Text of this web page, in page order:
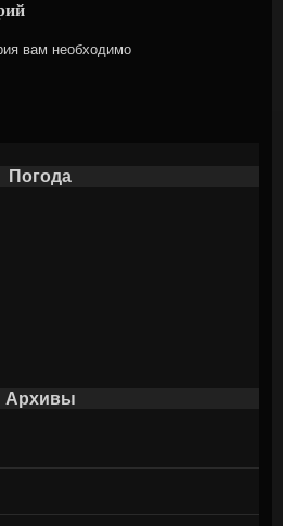
вам необходимо
Погода
Архивы